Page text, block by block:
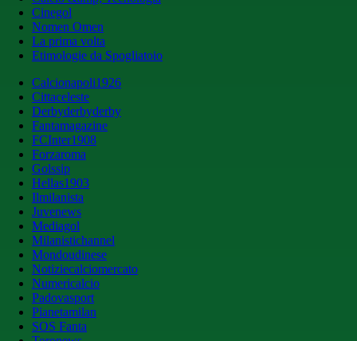
Cinegol
Nomen Omen
La prima volta
Etimologie da Spogliatoio
Calcionapoli1926
Cittaceleste
Derbyderbyderby
Fantamagazine
FCInter1908
Forzaroma
Golssip
Hellas1903
Ilmilanista
Juvenews
Mediagol
Milanistichannel
Mondoudinese
Notiziecalciomercato
Numericalcio
Padovasport
Pianetamilan
SOS Fanta